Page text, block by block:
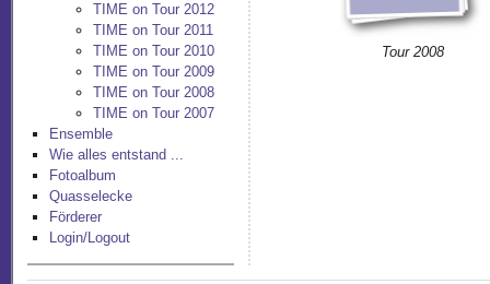
TIME on Tour 2012
TIME on Tour 2011
TIME on Tour 2010
TIME on Tour 2009
TIME on Tour 2008
TIME on Tour 2007
Ensemble
Wie alles entstand ...
Fotoalbum
Quasselecke
Förderer
Login/Logout
Tour 2008